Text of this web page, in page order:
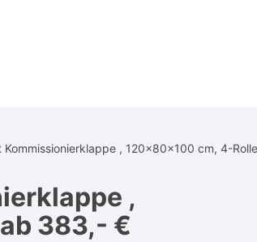
Kommissionierklappe , 120x80x100 cm, 4-
,
383,- €